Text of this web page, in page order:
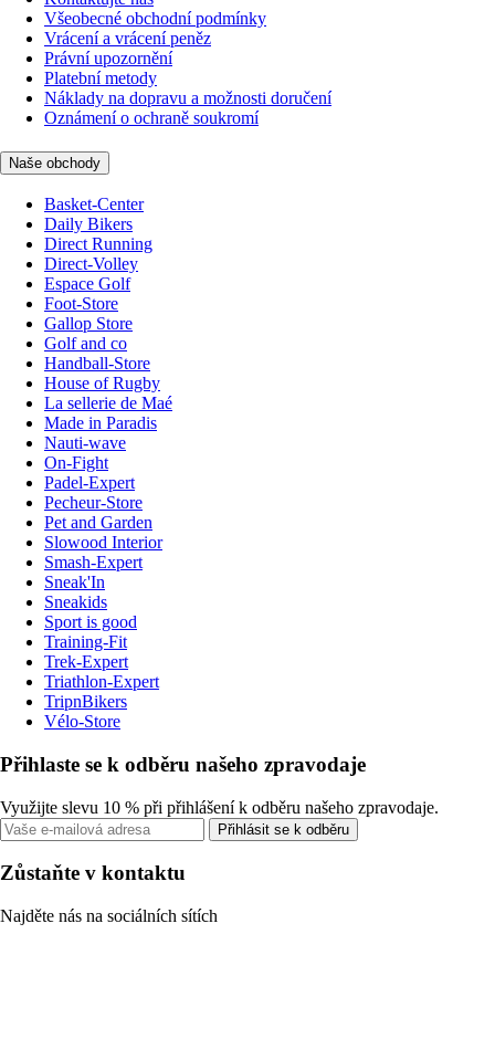
Všeobecné obchodní podmínky
Vrácení a vrácení peněz
Právní upozornění
Platební metody
Náklady na dopravu a možnosti doručení
Oznámení o ochraně soukromí
Naše obchody
Basket-Center
Daily Bikers
Direct Running
Direct-Volley
Espace Golf
Foot-Store
Gallop Store
Golf and co
Handball-Store
House of Rugby
La sellerie de Maé
Made in Paradis
Nauti-wave
On-Fight
Padel-Expert
Pecheur-Store
Pet and Garden
Slowood Interior
Smash-Expert
Sneak'In
Sneakids
Sport is good
Training-Fit
Trek-Expert
Triathlon-Expert
TripnBikers
Vélo-Store
Přihlaste se k odběru našeho zpravodaje
Využijte slevu 10 % při přihlášení k odběru našeho zpravodaje.
Přihlásit se k odběru
Zůstaňte v kontaktu
Najděte nás na sociálních sítích